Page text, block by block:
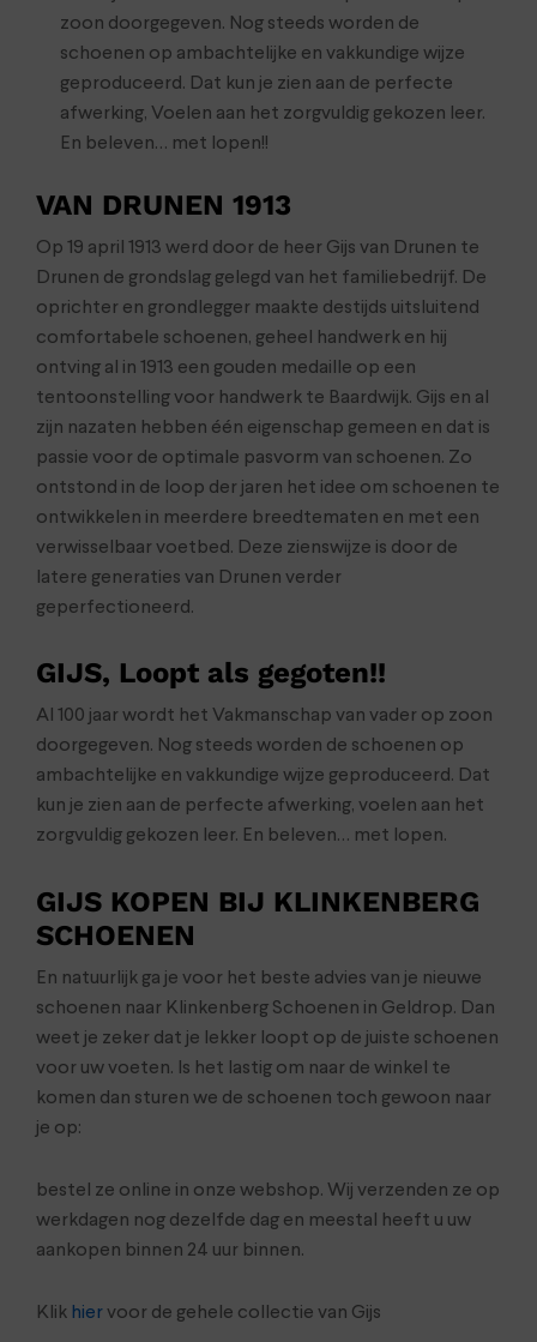
zoon doorgegeven. Nog steeds worden de
schoenen op ambachtelijke en vakkundige wijze
geproduceerd. Dat kun je zien aan de perfecte
afwerking, Voelen aan het zorgvuldig gekozen leer.
En beleven… met lopen!!
VAN DRUNEN 1913
Op 19 april 1913 werd door de heer Gijs van Drunen te
Drunen de grondslag gelegd van het familiebedrijf. De
oprichter en grondlegger maakte destijds uitsluitend
comfortabele schoenen, geheel handwerk en hij
ontving al in 1913 een gouden medaille op een
tentoonstelling voor handwerk te Baardwijk. Gijs en al
zijn nazaten hebben één eigenschap gemeen en dat is
passie voor de optimale pasvorm van schoenen. Zo
ontstond in de loop der jaren het idee om schoenen te
ontwikkelen in meerdere breedtematen en met een
verwisselbaar voetbed. Deze zienswijze is door de
latere generaties van Drunen verder
geperfectioneerd.
GIJS, Loopt als gegoten!!
Al 100 jaar wordt het Vakmanschap van vader op zoon
doorgegeven. Nog steeds worden de schoenen op
ambachtelijke en vakkundige wijze geproduceerd. Dat
kun je zien aan de perfecte afwerking, voelen aan het
zorgvuldig gekozen leer. En beleven… met lopen.
GIJS KOPEN BIJ KLINKENBERG
SCHOENEN
En natuurlijk ga je voor het beste advies van je nieuwe
schoenen naar Klinkenberg Schoenen in Geldrop. Dan
weet je zeker dat je lekker loopt op de juiste schoenen
voor uw voeten. Is het lastig om naar de winkel te
komen dan sturen we de schoenen toch gewoon naar
je op:
bestel ze online in onze webshop. Wij verzenden ze op
werkdagen nog dezelfde dag en meestal heeft u uw
aankopen binnen 24 uur binnen.
Klik hiervoor de gehele collectie van Gijs